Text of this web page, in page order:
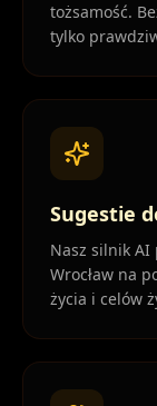
tożsamość.
tylko
Sugestie
Nasz silnik
Wrocław na
życia i celów